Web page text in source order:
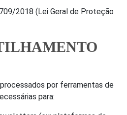
2018 (Lei Geral de Proteção
por ferramentas de
para: